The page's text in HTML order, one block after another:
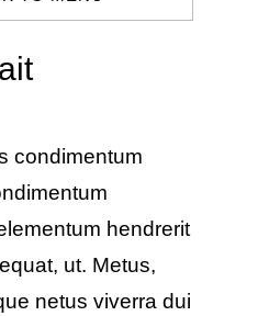
condimentum
hendrerit
ut. Metus,
netus viverra dui